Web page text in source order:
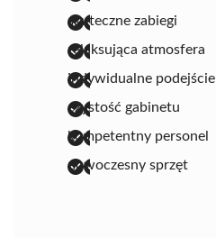
skuteczne zabiegi
relaksująca atmosfera
indywidualne podejście
czystość gabinetu
kompetentny personel
nowoczesny sprzęt